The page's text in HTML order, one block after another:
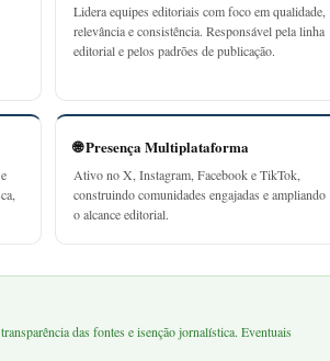
Lidera equipes editoriais com foco em qualidade,
relevância e consistência. Responsável pela linha
editorial e pelos padrões de publicação.
🌐 Presença Multiplataforma
Ativo no X, Instagram, Facebook e TikTok,
construindo comunidades engajadas e ampliando
o alcance editorial.
das fontes e isenção jornalística. Eventuais